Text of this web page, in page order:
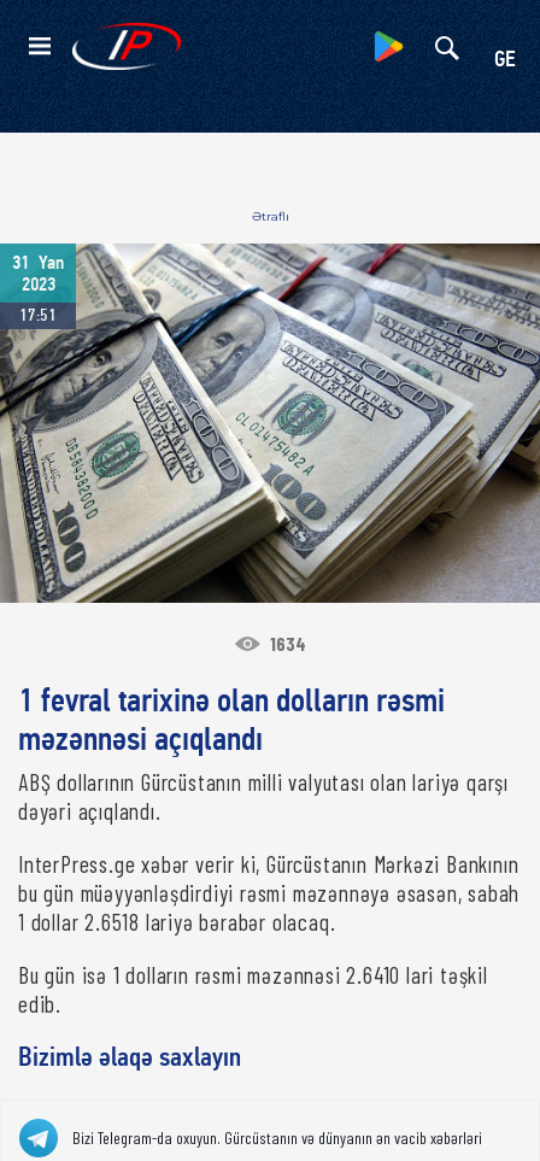
GE
Kateqoriyalar
Ətraflı
31
Yan
2023
17:51
1634
1 fevral tarixinə olan dolların rəsmi
məzənnəsi açıqlandı
ABŞ dollarının Gürcüstanın milli valyutası olan lariyə qarşı
dəyəri açıqlandı.
InterPress.ge xəbər verir ki, Gürcüstanın Mərkəzi Bankının
bu gün müəyyənləşdirdiyi rəsmi məzənnəyə əsasən, sabah
1 dollar 2.6518 lariyə bərabər olacaq.
Bu gün isə 1 dolların rəsmi məzənnəsi 2.6410 lari təşkil
edib.
Bizimlə əlaqə saxlayın
Bizi Telegram-da oxuyun. Gürcüstanın və dünyanın ən vacib xəbərləri